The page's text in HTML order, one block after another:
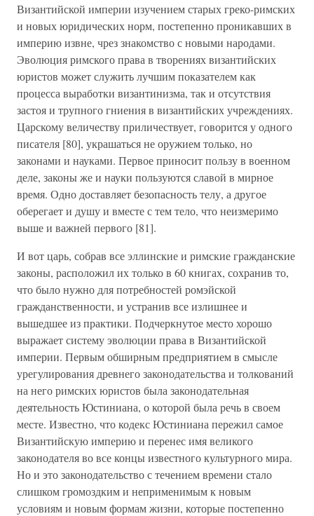
Византийской империи изучением старых греко-римских
и новых юридических норм, постепенно проникавших в
империю извне, чрез знакомство с новыми народами.
Эволюция римского права в творениях византийских
юристов может служить лучшим показателем как
процесса выработки византинизма, так и отсутствия
застоя и трупного гниения в византийских учреждениях.
Царскому величеству приличествует, говорится у одного
писателя [80], украшаться не оружием только, но
законами и науками. Первое приносит пользу в военном
деле, законы же и науки пользуются славой в мирное
время. Одно доставляет безопасность телу, а другое
оберегает и душу и вместе с тем тело, что неизмеримо
выше и важней первого [81].
И вот царь, собрав все эллинские и римские гражданские
законы, расположил их только в 60 книгах, сохранив то,
что было нужно для потребностей ромэйской
гражданственности, и устранив все излишнее и
вышедшее из практики. Подчеркнутое место хорошо
выражает систему эволюции права в Византийской
империи. Первым обширным предприятием в смысле
урегулирования древнего законодательства и толкований
на него римских юристов была законодательная
деятельность Юстиниана, о которой была речь в своем
месте. Известно, что кодекс Юстиниана пережил самое
Византийскую империю и перенес имя великого
законодателя во все концы известного культурного мира.
Но и это законодательство с течением времени стало
слишком громоздким и неприменимым к новым
условиям и новым формам жизни, которые постепенно